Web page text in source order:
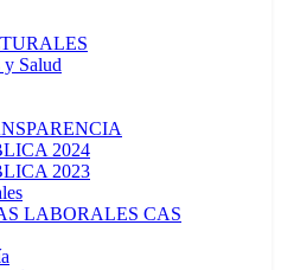
y Salud
2024
2023
LABORALES CAS